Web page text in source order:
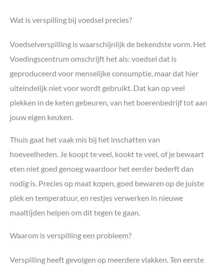
Wat is verspilling bij voedsel precies?
Voedselverspilling is waarschijnlijk de bekendste vorm. Het
Voedingscentrum omschrijft het als: voedsel dat is
geproduceerd voor menselijke consumptie, maar dat hier
uiteindelijk niet voor wordt gebruikt. Dat kan op veel
plekken in de keten gebeuren, van het boerenbedrijf tot aan
jouw eigen keuken.
Thuis gaat het vaak mis bij het inschatten van
hoeveelheden. Je koopt te veel, kookt te veel, of je bewaart
eten niet goed genoeg waardoor het eerder bederft dan
nodig is. Precies op maat kopen, goed bewaren op de juiste
plek en temperatuur, en restjes verwerken in nieuwe
maaltijden helpen om dit tegen te gaan.
Waarom is verspilling een probleem?
Verspilling heeft gevolgen op meerdere vlakken. Ten eerste